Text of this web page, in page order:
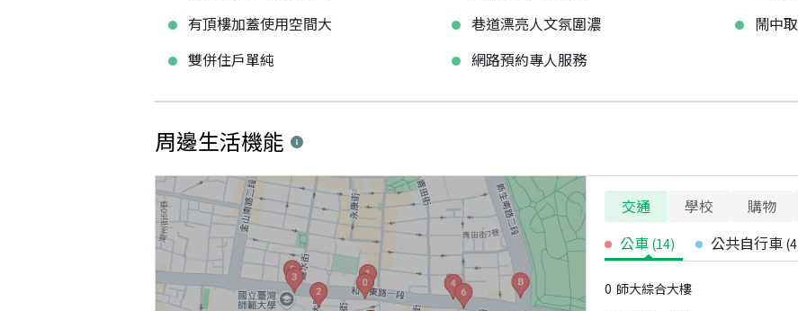
有頂樓加蓋使用空間大
巷道漂亮人文氛圍濃
鬧中
雙併住戶單純
網路預約專人服務
周邊生活機能
交通 學校 購物
公車 (14) 公共自行車 (4
0 師大綜合大樓